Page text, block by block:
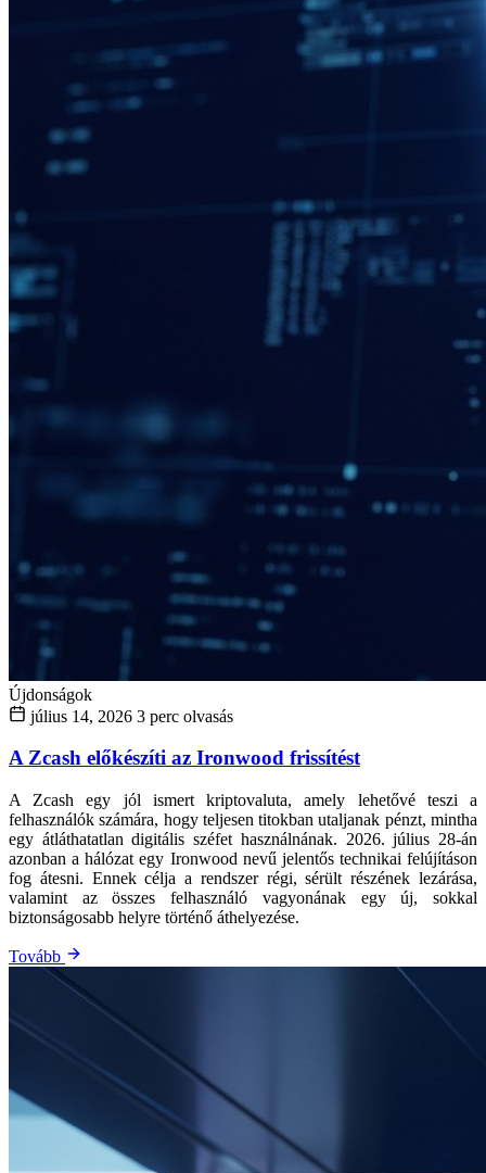
Újdonságok
július 14, 2026 3 perc olvasás
A Zcash előkészíti az Ironwood frissítést
A Zcash egy jól ismert kriptovaluta, amely lehetővé teszi a
felhasználók számára, hogy teljesen titokban utaljanak pénzt, mintha
egy átláthatatlan digitális széfet használnának. 2026. július 28-án
azonban a hálózat egy Ironwood nevű jelentős technikai felújításon
fog átesni. Ennek célja a rendszer régi, sérült részének lezárása,
valamint az összes felhasználó vagyonának egy új, sokkal
biztonságosabb helyre történő áthelyezése.
Tovább